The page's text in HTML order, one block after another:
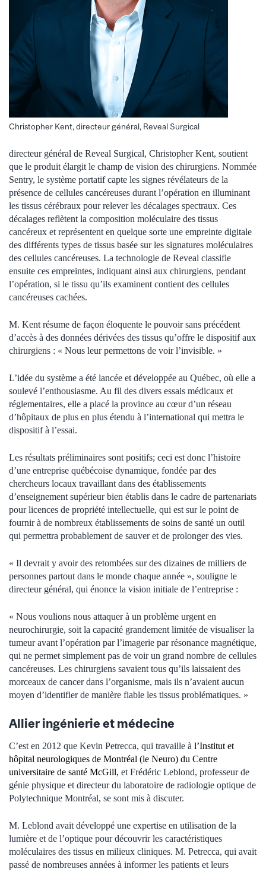
Christopher Kent, directeur général, Reveal Surgical
directeur général de Reveal Surgical, Christopher Kent, soutient
que le produit élargit le champ de vision des chirurgiens. Nommée
Sentry, le système portatif capte les signes révélateurs de la
présence de cellules cancéreuses durant l’opération en illuminant
les tissus cérébraux pour relever les décalages spectraux. Ces
décalages reflètent la composition moléculaire des tissus
cancéreux et représentent en quelque sorte une empreinte digitale
des différents types de tissus basée sur les signatures moléculaires
des cellules cancéreuses. La technologie de Reveal classifie
ensuite ces empreintes, indiquant ainsi aux chirurgiens, pendant
l’opération, si le tissu qu’ils examinent contient des cellules
cancéreuses cachées.
M. Kent résume de façon éloquente le pouvoir sans précédent
d’accès à des données dérivées des tissus qu’offre le dispositif aux
chirurgiens : « Nous leur permettons de voir l’invisible. »
L’idée du système a été lancée et développée au Québec, où elle a
soulevé l’enthousiasme. Au fil des divers essais médicaux et
réglementaires, elle a placé la province au cœur d’un réseau
d’hôpitaux de plus en plus étendu à l’international qui mettra le
dispositif à l’essai.
Les résultats préliminaires sont positifs; ceci est donc l’histoire
d’une entreprise québécoise dynamique, fondée par des
chercheurs locaux travaillant dans des établissements
d’enseignement supérieur bien établis dans le cadre de partenariats
pour licences de propriété intellectuelle, qui est sur le point de
fournir à de nombreux établissements de soins de santé un outil
qui permettra probablement de sauver et de prolonger des vies.
« Il devrait y avoir des retombées sur des dizaines de milliers de
personnes partout dans le monde chaque année », souligne le
directeur général, qui énonce la vision initiale de l’entreprise :
« Nous voulions nous attaquer à un problème urgent en
neurochirurgie, soit la capacité grandement limitée de visualiser la
tumeur avant l’opération par l’imagerie par résonance magnétique,
qui ne permet simplement pas de voir un grand nombre de cellules
cancéreuses. Les chirurgiens savaient tous qu’ils laissaient des
morceaux de cancer dans l’organisme, mais ils n’avaient aucun
moyen d’identifier de manière fiable les tissus problématiques. »
Allier ingénierie et médecine
C’est en 2012 que Kevin Petrecca, qui travaille à l’Institut et
hôpital neurologiques de Montréal (le Neuro) du Centre
universitaire de santé McGill, et Frédéric Leblond, professeur de
génie physique et directeur du laboratoire de radiologie optique de
Polytechnique Montréal, se sont mis à discuter.
M. Leblond avait développé une expertise en utilisation de la
lumière et de l’optique pour découvrir les caractéristiques
moléculaires des tissus en milieux cliniques. M. Petrecca, qui avait
passé de nombreuses années à informer les patients et leurs